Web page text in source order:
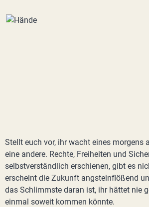
Stellt euch vor, ihr wacht eines morgens
eine andere. Rechte, Freiheiten und
selbstverständlich erschienen, gibt es
erscheint die Zukunft angsteinflößend
das Schlimmste daran ist, ihr hättet nie
einmal soweit kommen könnte.